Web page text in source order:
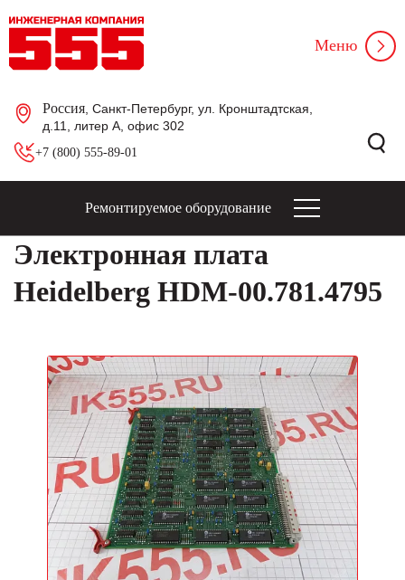
Россия , Санкт-Петербург, ул. Кронштадтская,
д.11, литер А, офис 302
+7 (800) 555-89-01
Меню
Ремонтируемое оборудование
Электронная плата
Heidelberg HDM-00.781.4795